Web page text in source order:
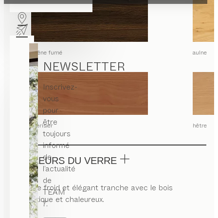
NEWSLETTER
Inscrivez-
vous
pour
être
toujours
informé
de
l’actualité
de
TEAM
7.
chêne fumé aulne
merisier hêtre
COULEURS DU VERRE
Le verre froid et élégant tranche avec le bois
authentique et chaleureux.